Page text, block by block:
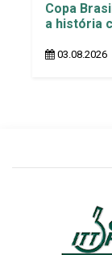
Copa
a história
03.08.2026